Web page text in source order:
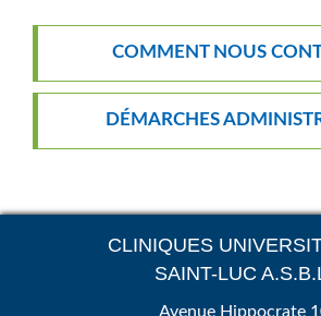
COMMENT NOUS
DÉMARCHES
CLINIQUES
SAINT-LUC
Avenue Hippocrate